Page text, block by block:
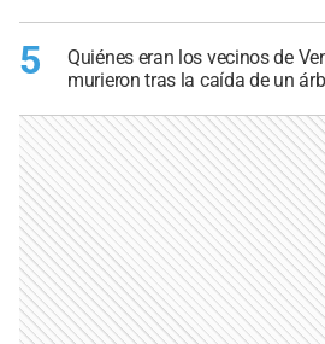
5
Quiénes eran los vecinos de
murieron tras la caída de un